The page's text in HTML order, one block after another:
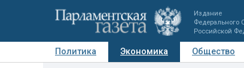
Издание
Федерального
Российской
Политика Экономика Общество